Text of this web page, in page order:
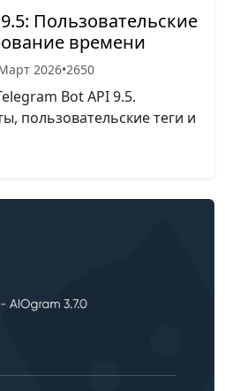
Пользовательские
времени
2026•2650
Bot API 9.5.
пользовательские теги и